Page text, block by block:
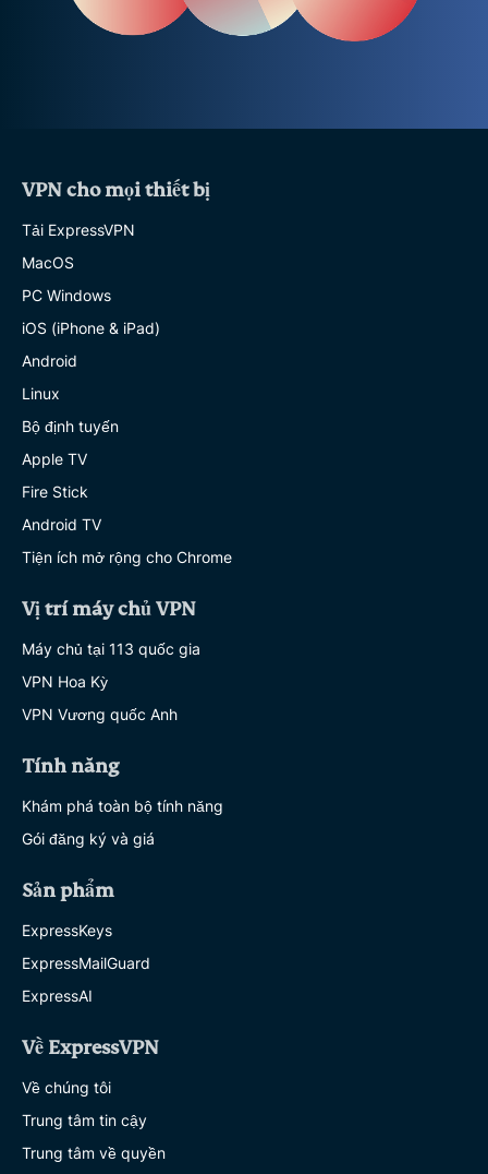
VPN cho mọi thiết bị
Tải ExpressVPN
MacOS
PC Windows
iOS (iPhone & iPad)
Android
Linux
Bộ định tuyến
Apple TV
Fire Stick
Android TV
Tiện ích mở rộng cho Chrome
Vị trí máy chủ VPN
Máy chủ tại 113 quốc gia
VPN Hoa Kỳ
VPN Vương quốc Anh
Tính năng
Khám phá toàn bộ tính năng
Gói đăng ký và giá
Sản phẩm
ExpressKeys
ExpressMailGuard
ExpressAI
Về ExpressVPN
Về chúng tôi
Trung tâm tin cậy
Trung tâm về quyền